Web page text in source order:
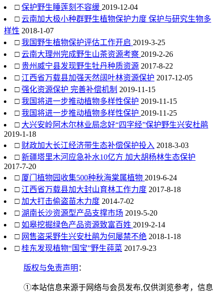
□ 保护野生睡莲刻不容缓 2019-12-04
□ 云南加大极小种群野生植物保护力度 保护与研究生物多
样性 2018-1-07
□ 我国野生植物保护评估工作开启 2019-3-25
□ 云南大理州完成野生山茶资源考察 2019-2-26
□ 贵州威宁县发现野生牡丹种质资源 2017-8-22
□ 江西省万载县加强天然阔叶林资源保护 2017-12-05
□ 强化资源保护 完善补偿机制 2019-11-15
□ 我国将进一步推动植物多样性保护 2019-11-15
□ 我国将进一步推动植物多样性保护 2019-11-25
□ 大兴安岭阿木尔林业局念好“四字经”保护野生兴安杜鹃
2019-1-18
□ 财政加大长江经济带生态补偿保护投入 2018-3-03
□ 新疆塔里木河应急补水10亿方 加大胡杨林生态保护
2017-7-20
□ 厦门植物园收集500种秋海棠属植物 2019-6-24
□ 江西省万载县加大封山育林工作力度 2017-8-18
□ 加大打击偷盗苗木力度 2014-7-02
□ 湖南长沙资源型产品支撑市场 2019-5-20
□ 如皋挖掘绿色产品资源致富百姓 2019-2-14
□ 网售盗采野生兴安杜鹃为何屡禁不绝 2018-1-18
□ 桂东发现植物“国宝”野生莼菜 2017-9-23
版权与免责声明 ：
①本站信息来源于网络与会员发布,仅供浏览参考，信息